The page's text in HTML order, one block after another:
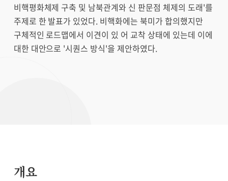
비핵평화체제 구축 및 남북관계와 신 판문점 체제의 도래'를
주제로 한 발표가 있었다. 비핵화에는 북미가 합의했지만
구체적인 로드맵에서 이견이 있 어 교착 상태에 있는데 이에
대한 대안으로 '시퀀스 방식'을 제안하였다.
개요